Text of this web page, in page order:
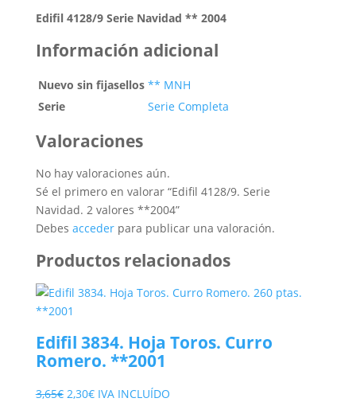
Edifil 4128/9 Serie Navidad ** 2004
Información adicional
Nuevo sin fijasellos ** MNH
Serie
Serie Completa
Valoraciones
No hay valoraciones aún.
Sé el primero en valorar “Edifil 4128/9. Serie
Navidad. 2 valores **2004”
Debes accederpara publicar una valoración.
Productos relacionados
Edifil 3834. Hoja Toros. Curro
Romero. **2001
3,65€ El
2,30€ElIVA INCLUÍDO